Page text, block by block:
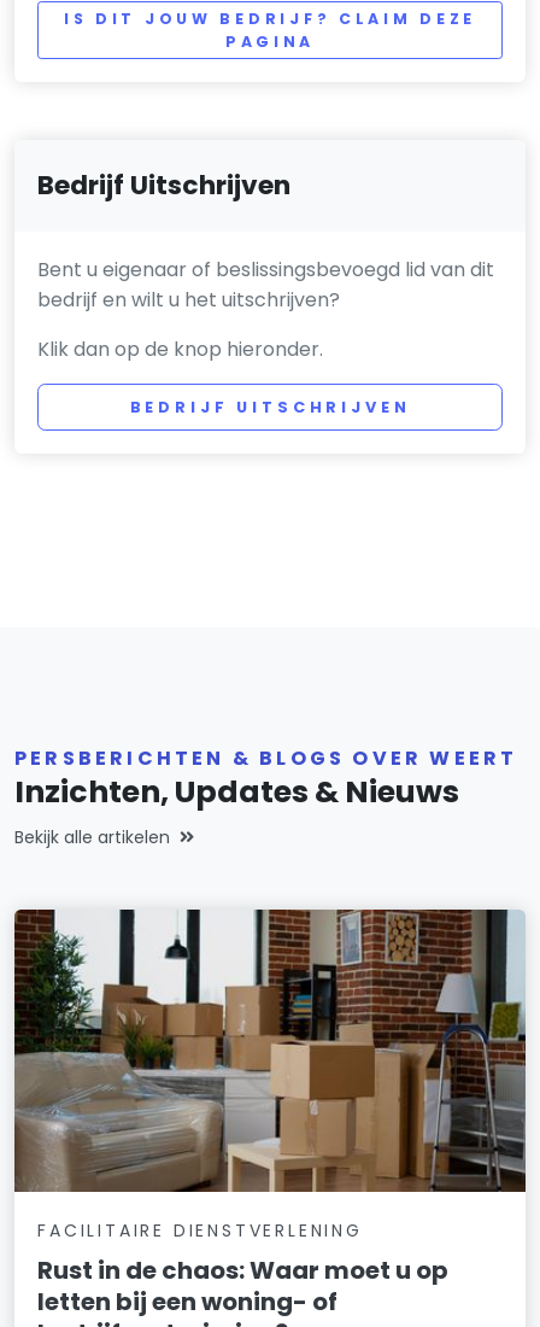
IS DIT JOUW BEDRIJF? CLAIM DEZE
PAGINA
Bedrijf Uitschrijven
Bent u eigenaar of beslissingsbevoegd lid van dit
bedrijf en wilt u het uitschrijven?
Klik dan op de knop hieronder.
BEDRIJF UITSCHRIJVEN
PERSBERICHTEN & BLOGS OVER WEERT
Inzichten, Updates & Nieuws
Bekijk alle artikelen
FACILITAIRE DIENSTVERLENING
Rust in de chaos: Waar moet u op
letten bij een woning- of